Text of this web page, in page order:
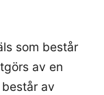
som består
av en
av